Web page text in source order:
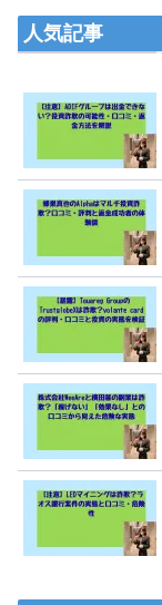
人気記事